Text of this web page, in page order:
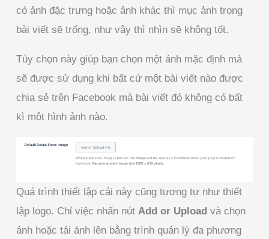
có ảnh đặc trưng hoặc ảnh khác thì mục ảnh trong
bài viết sẽ trống, như vậy thì nhìn sẽ không tốt.
Tùy chọn này giúp bạn chọn một ảnh mặc định mà
sẽ được sử dụng khi bất cứ một bài viết nào được
chia sẻ trên Facebook mà bài viết đó không có bất
kì một hình ảnh nào.
Quá trình thiết lập cái này cũng tương tự như thiết
lập logo. Chỉ việc nhấn nút Add or Uploadvà chọn
ảnh hoặc tải ảnh lên bằng trình quản lý đa phương